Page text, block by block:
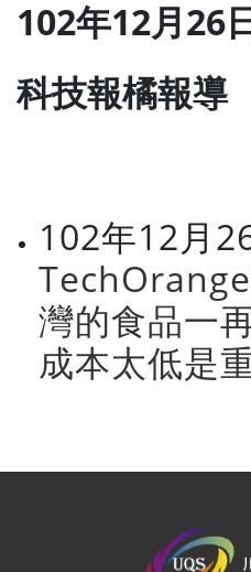
102年12月26
科技報橘報導
102年12月
TechOrange
灣的食品一
成本太低是